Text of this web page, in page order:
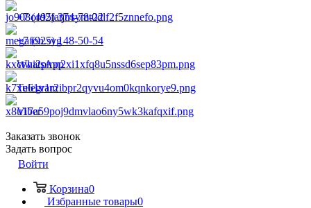
+7 (495) 374-78-22
+7 (925) 148-50-54
WhatsApp
Telegram
Viber
Заказать звонок
Задать вопрос
Войти
Корзина0
Избранные товары0